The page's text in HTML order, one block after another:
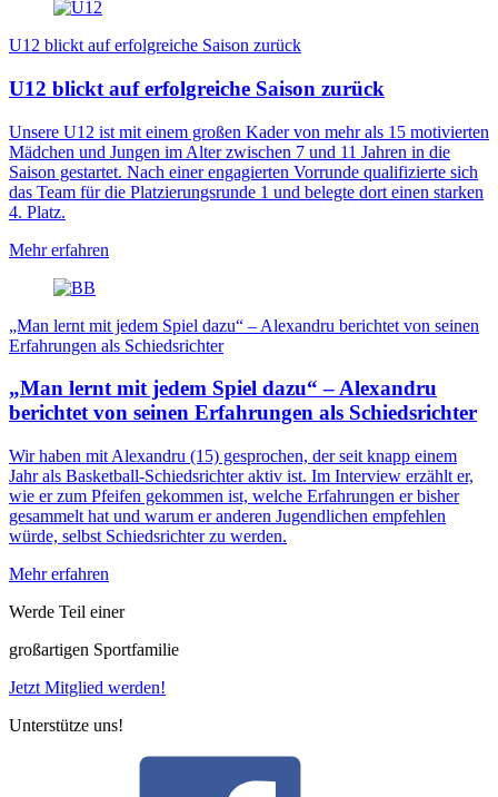
U12 blickt auf erfolgreiche Saison zurück
U12 blickt auf erfolgreiche Saison zurück
Unsere U12 ist mit einem großen Kader von mehr als 15 motivierten
Mädchen und Jungen im Alter zwischen 7 und 11 Jahren in die
Saison gestartet. Nach einer engagierten Vorrunde qualifizierte sich
das Team für die Platzierungsrunde 1 und belegte dort einen starken
4. Platz.
Mehr erfahren
„Man lernt mit jedem Spiel dazu“ – Alexandru berichtet von seinen
Erfahrungen als Schiedsrichter
„Man lernt mit jedem Spiel dazu“ – Alexandru
berichtet von seinen Erfahrungen als Schiedsrichter
Wir haben mit Alexandru (15) gesprochen, der seit knapp einem
Jahr als Basketball-Schiedsrichter aktiv ist. Im Interview erzählt er,
wie er zum Pfeifen gekommen ist, welche Erfahrungen er bisher
gesammelt hat und warum er anderen Jugendlichen empfehlen
würde, selbst Schiedsrichter zu werden.
Mehr erfahren
Werde Teil einer
großartigen Sportfamilie
Jetzt Mitglied werden!
Unterstütze uns!